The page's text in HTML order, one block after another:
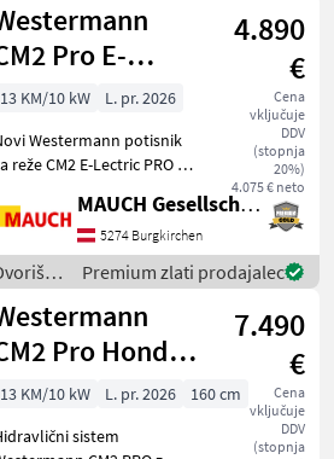
Država Filtri
Pro E-
lectric
4.890
€
Cena
vključuje
DDV
(stopnja
20%)
4.075 € neto
13 KM/10 kW
L. pr. 2026
Westermann potisnik
reže CM2 E-Lectric PRO z -
ročnim dvigovanjem
naprave - različica PRO =
okvir in menjalnik -
MAUCH Gesellschaft m.b.H. & Co.KG
5274 Burgkirchen
Premium zlati prodajalec
Pro Honda
– sistem za
električni zagon
7.490
€
Cena
vključuje
DDV
(stopnja
13 KM/10 kW L. pr. 2026
160 cm
sistem